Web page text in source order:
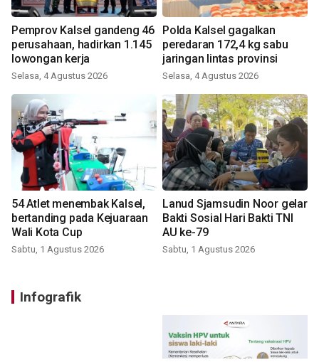
Pemprov Kalsel gandeng 46
perusahaan, hadirkan 1.145
lowongan kerja
Selasa, 4 Agustus 2026
Polda Kalsel gagalkan
peredaran 172,4 kg sabu
jaringan lintas provinsi
Selasa, 4 Agustus 2026
54 Atlet menembak Kalsel,
bertanding pada Kejuaraan
Wali Kota Cup
Sabtu, 1 Agustus 2026
Lanud Sjamsudin Noor gelar
Bakti Sosial Hari Bakti TNI
AU ke-79
Sabtu, 1 Agustus 2026
Infografik